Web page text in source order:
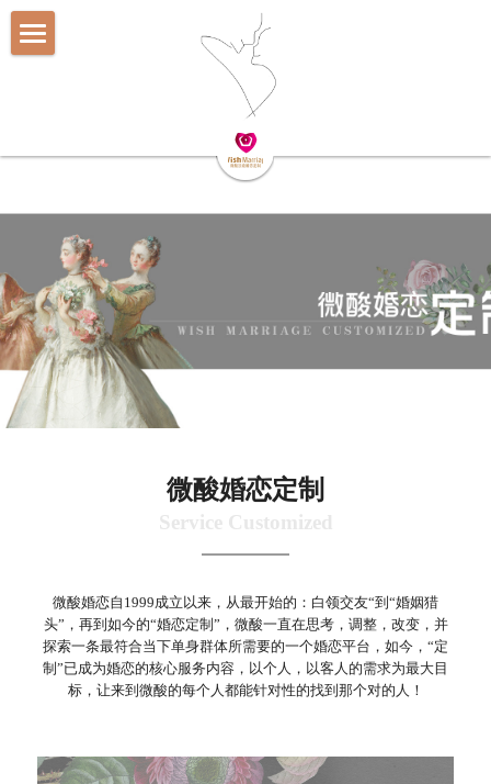
服务案列
媒花鹿奖励详情
微酸派对
微酸派对
大型活动
联系微酸
微酸婚恋定制
微酸婚恋自1999成立以来，从最开始的：白领交友“到“婚姻猎
头”，再到如今的“婚恋定制”，微酸一直在思考，调整，改变，并
探索一条最符合当下单身群体所需要的一个婚恋平台，如今，“定
制”已成为婚恋的核心服务内容，以个人，以客人的需求为最大目
标，让来到微酸的每个人都能针对性的找到那个对的人！